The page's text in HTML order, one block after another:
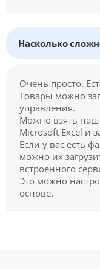
Насколько
Очень просто.
Товары можно
управления.
Можно взять
Microsoft Excel и
Если у вас есть
можно их
встроенного
Это можно
основе.